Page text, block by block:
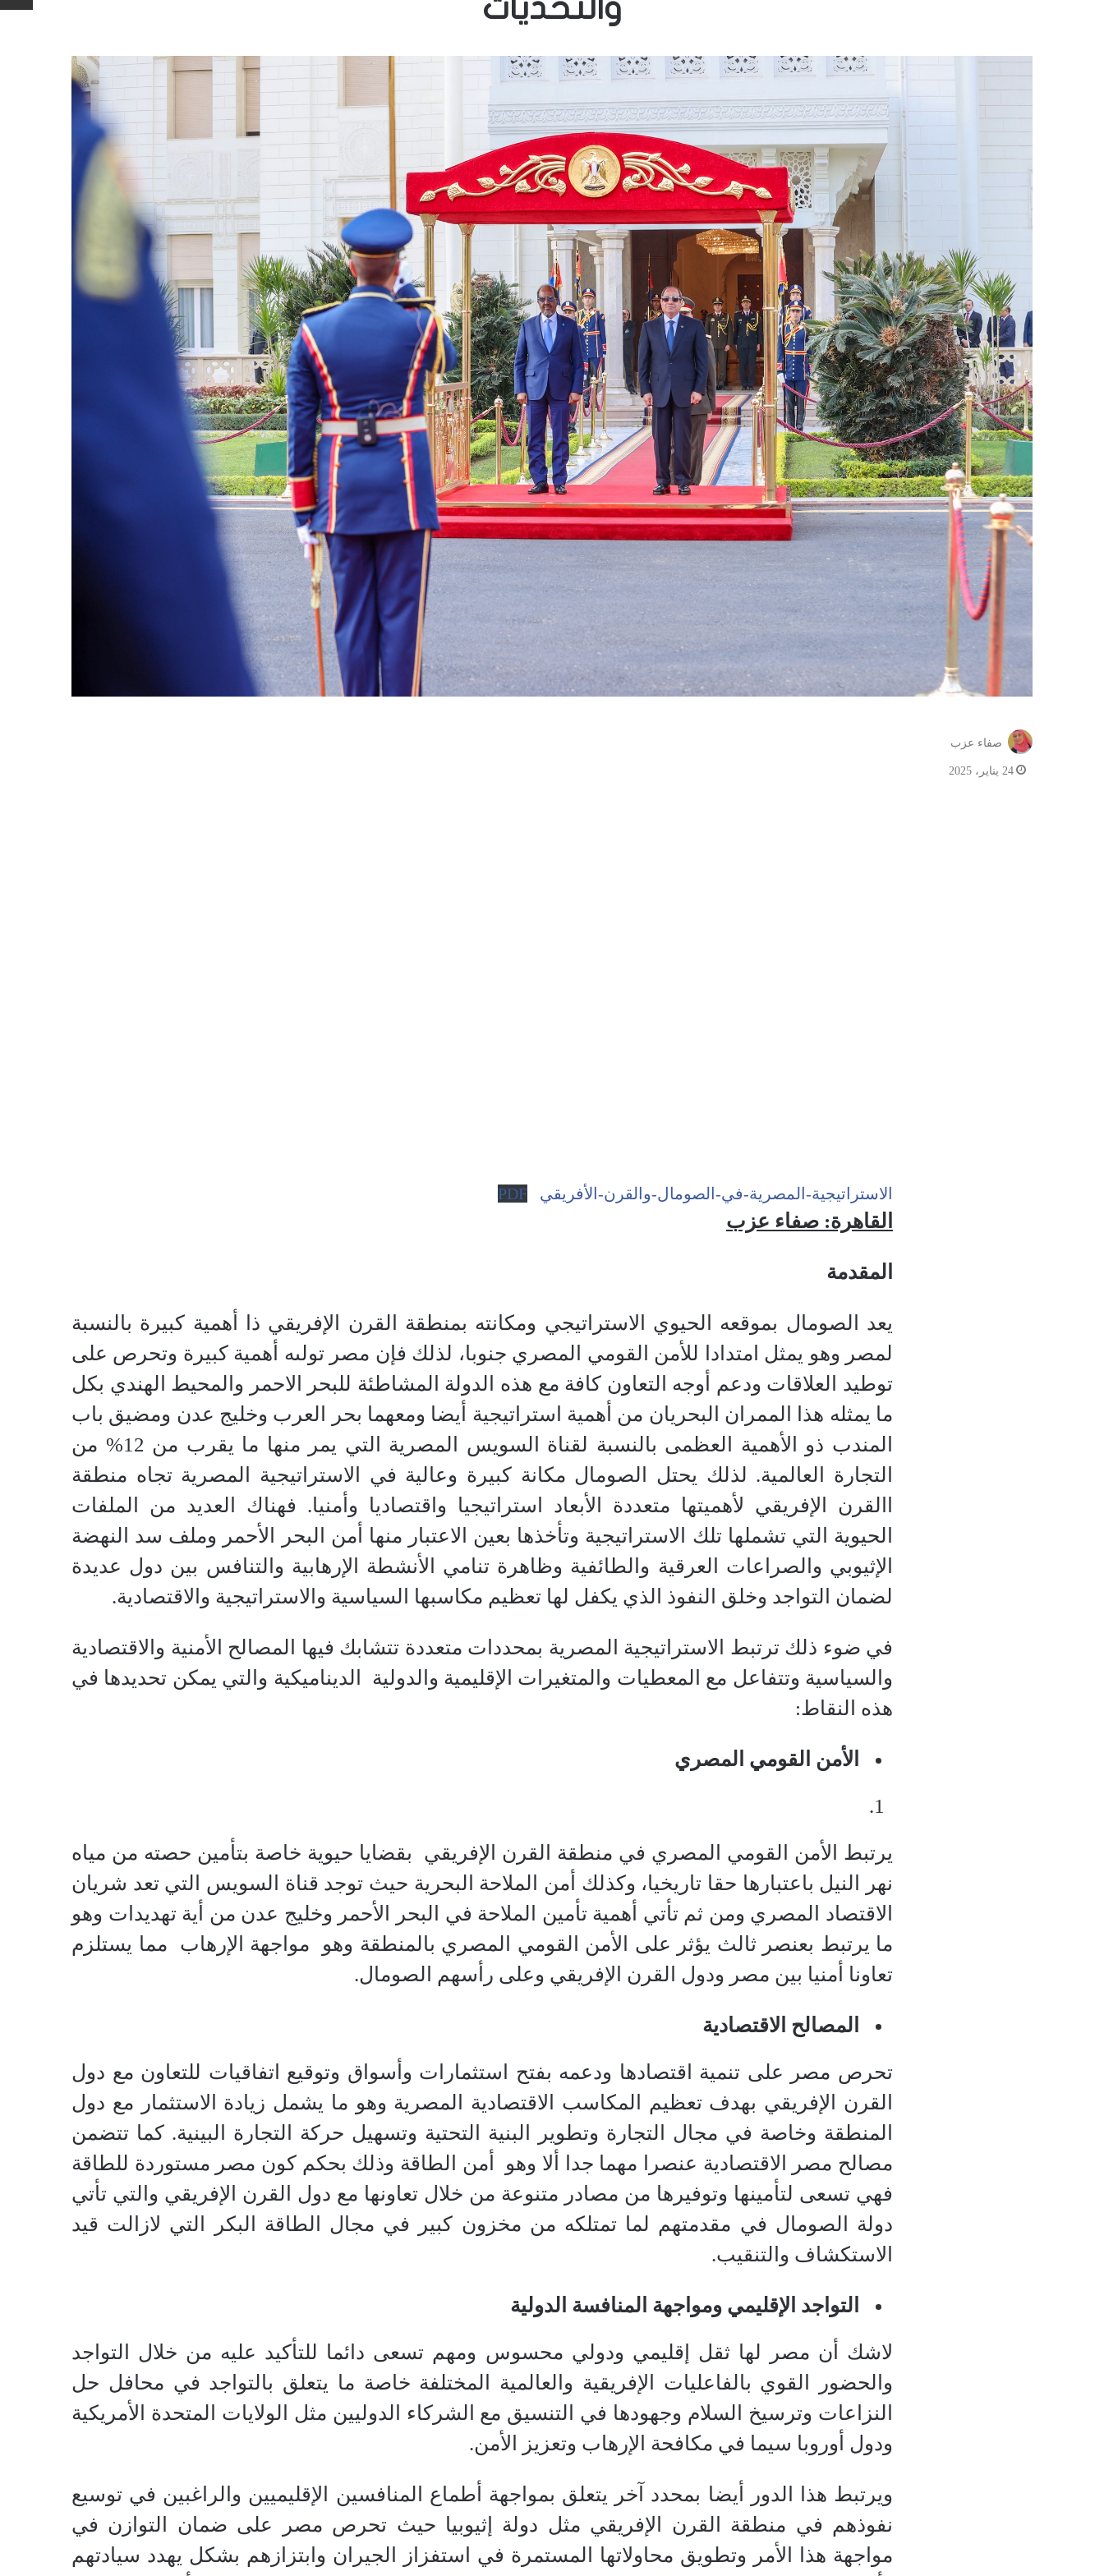
والتحديات
الاستراتيجية-المصرية-في-الصومال-والقرن-الأفريقي PDF
القاهرة: صفاء عزب
لمقدمة
يعد الصومال بموقعه الحيوي الاستراتيجي ومكانته بمنطقة القرن الإفريقي ذا أهمية كبيرة بالنسبة
لمصر وهو يمثل امتدادا للأمن القومي المصري جنوبا، لذلك فإن مصر تولىه أهمية كبيرة وتحرص على
توطيد العلاقات ودعم أوجه التعاون كافة مع هذه الدولة المشاطئة للبحر الاحمر والمحيط الهندي بكل
ما يمثله هذا الممران البحريان من أهمية استراتيجية أيضا ومعهما بحر العرب وخليج عدن ومضيق باب
المندب ذو الأهمية العظمى بالنسبة لقناة السويس المصرية التي يمر منها ما يقرب من 12% من
التجارة العالمية. لذلك يحتل الصومال مكانة كبيرة وعالية في الاستراتيجية المصرية تجاه منطقة
االقرن الإفريقي لأهميتها متعددة الأبعاد استراتيجيا واقتصاديا وأمنيا. فهناك العديد من الملفات
الحيوية التي تشملها تلك الاستراتيجية وتأخذها بعين الاعتبار منها أمن البحر الأحمر وملف سد النهضة
الإثيوبي والصراعات العرقية والطائفية وظاهرة تنامي الأنشطة الإرهابية والتنافس بين دول عديدة
لضمان التواجد وخلق النفوذ الذي يكفل لها تعظيم مكاسبها السياسية والاستراتيجية والاقتصادية.
في ضوء ذلك ترتبط الاستراتيجية المصرية بمحددات متعددة تتشابك فيها المصالح الأمنية والاقتصادية
والسياسية وتتفاعل مع المعطيات والمتغيرات الإقليمية والدولية الديناميكية والتي يمكن تحديدها في
هذه النقاط:
الأمن القومي المصري
يرتبط الأمن القومي المصري في منطقة القرن الإفريقي بقضايا حيوية خاصة بتأمين حصته من مياه
نهر النيل باعتبارها حقا تاريخيا، وكذلك أمن الملاحة البحرية حيث توجد قناة السويس التي تعد شريان
الاقتصاد المصري ومن ثم تأتي أهمية تأمين الملاحة في البحر الأحمر وخليج عدن من أية تهديدات وهو
ما يرتبط بعنصر ثالث يؤثر على الأمن القومي المصري بالمنطقة وهو مواجهة الإرهاب مما يستلزم
تعاونا أمنيا بين مصر ودول القرن الإفريقي وعلى رأسهم الصومال.
المصالح الاقتصادية
تحرص مصر على تنمية اقتصادها ودعمه بفتح استثمارات وأسواق وتوقيع اتفاقيات للتعاون مع دول
القرن الإفريقي بهدف تعظيم المكاسب الاقتصادية المصرية وهو ما يشمل زيادة الاستثمار مع دول
المنطقة وخاصة في مجال التجارة وتطوير البنية التحتية وتسهيل حركة التجارة البينية. كما تتضمن
مصالح مصر الاقتصادية عنصرا مهما جدا ألا وهو أمن الطاقة وذلك بحكم كون مصر مستوردة للطاقة
فهي تسعى لتأمينها وتوفيرها من مصادر متنوعة من خلال تعاونها مع دول القرن الإفريقي والتي تأتي
دولة الصومال في مقدمتهم لما تمتلكه من مخزون كبير في مجال الطاقة البكر التي لازالت قيد
الاستكشاف والتنقيب.
التواجد الإقليمي ومواجهة المنافسة الدولية
لاشك أن مصر لها ثقل إقليمي ودولي محسوس ومهم تسعى دائما للتأكيد عليه من خلال التواجد
والحضور القوي بالفاعليات الإفريقية والعالمية المختلفة خاصة ما يتعلق بالتواجد في محافل حل
النزاعات وترسيخ السلام وجهودها في التنسيق مع الشركاء الدوليين مثل الولايات المتحدة الأمريكية
ودول أوروبا سيما في مكافحة الإرهاب وتعزيز الأمن.
ويرتبط هذا الدور أيضا بمحدد آخر يتعلق بمواجهة أطماع المنافسين الإقليميين والراغبين في توسيع
نفوذهم في منطقة القرن الإفريقي مثل دولة إثيوبيا حيث تحرص مصر على ضمان التوازن في
مواجهة هذا الأمر وتطويق محاولاتها المستمرة في استفزاز الجيران وابتزازهم بشكل يهدد سيادتهم
صفاء عزب
24 يناير، 2025